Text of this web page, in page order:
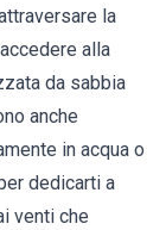
la
alla
da sabbia
anche
in acqua o
dedicarti a
venti che